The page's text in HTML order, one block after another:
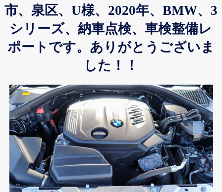
市、泉区、U様、2020年、BMW、3
シリーズ、納車点検、車検整備レ
ポートです。ありがとうございま
した！！